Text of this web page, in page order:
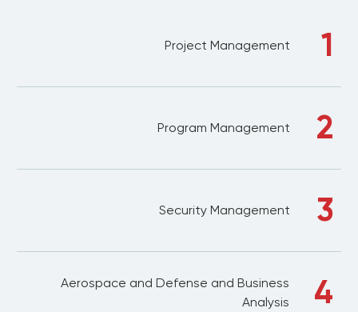
1
Project Management
2
Program Management
3
Security Management
4
Aerospace and Defense and Business
Analysis